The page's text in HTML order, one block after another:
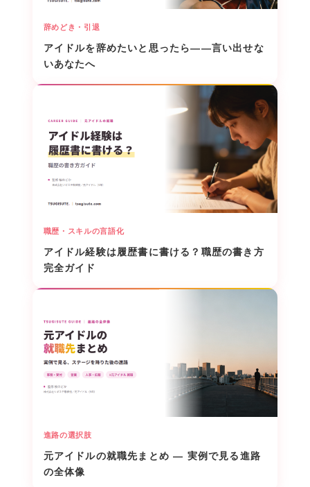
辞めどき・引退
アイドルを辞めたいと思ったら――言い出せな
いあなたへ
職歴・スキルの言語化
アイドル経験は履歴書に書ける？職歴の書き方
完全ガイド
進路の選択肢
元アイドルの就職先まとめ ― 実例で見る進路
の全体像